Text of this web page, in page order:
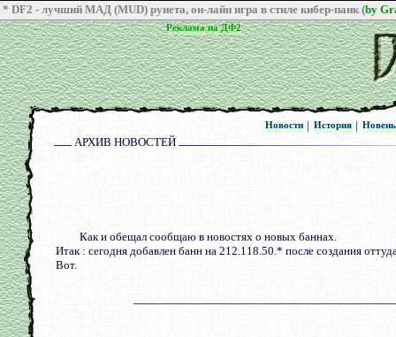
* DF2 - лучший МАД (MUD) рунета, он-лайн игра в стиле кибер-панк (by
Реклама на ДФ2
Реклама на ДФ2
Новости
Новости| История
История |
АРХИВ НОВОСТЕЙ
Как и обещал сообщаю в новостях о новых баннах.
Итак : сегодня добавлен банн на 212.118.50.* после создания
Вот.